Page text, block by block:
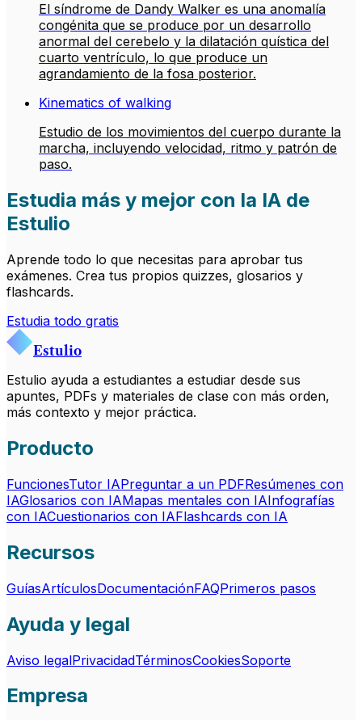
El síndrome de Dandy Walker es una anomalía
congénita que se produce por un desarrollo
anormal del cerebelo y la dilatación quística del
cuarto ventrículo, lo que produce un
agrandamiento de la fosa posterior.
Kinematics of walking
Estudio de los movimientos del cuerpo durante la
marcha, incluyendo velocidad, ritmo y patrón de
paso.
Estudia más y mejor con la IA de
Estulio
Aprende todo lo que necesitas para aprobar tus
exámenes. Crea tus propios quizzes, glosarios y
flashcards.
Estudia todo gratis
Estulio
Estulio ayuda a estudiantes a estudiar desde sus
apuntes, PDFs y materiales de clase con más orden,
más contexto y mejor práctica.
Producto
FuncionesTutor IAPreguntar a un PDFResúmenes con
IAGlosarios con IAMapas mentales con IAInfografías
con IACuestionarios con IAFlashcards con IA
Recursos
GuíasArtículosDocumentaciónFAQPrimeros pasos
Ayuda y legal
Aviso legalPrivacidadTérminosCookiesSoporte
Empresa